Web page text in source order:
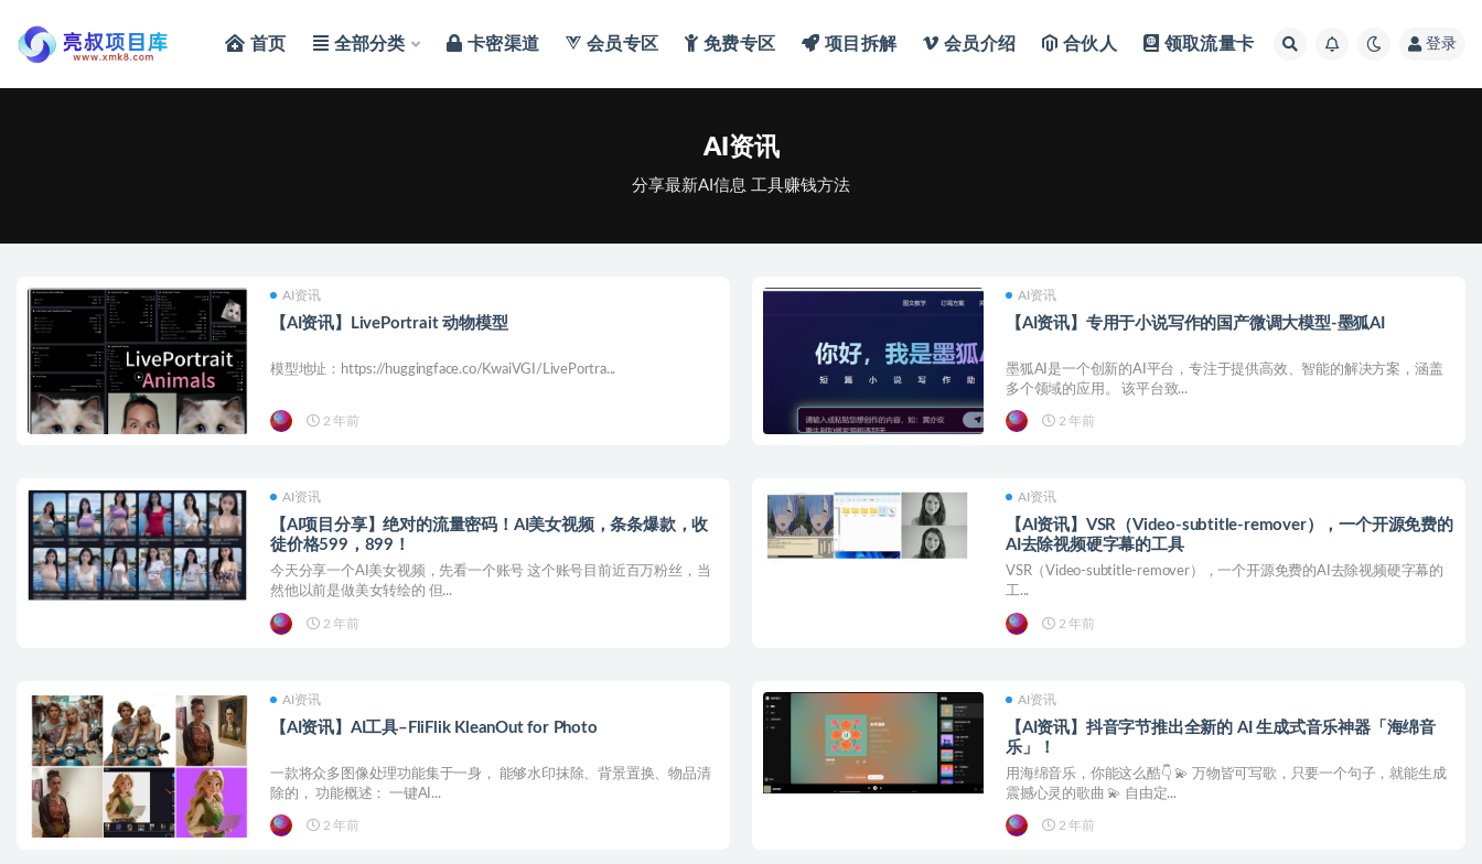
首页 全部分类 卡密渠道 会员专区 免费专区 项目拆解 会员介绍 合伙人 领取流量卡 登录
AI资讯
分享最新AI信息 工具赚钱方法
AI资讯
【AI资讯】LivePortrait 动物模型
模型地址：https://huggingface.co/KwaiVGI/LivePortra...
2 年前
AI资讯
【AI资讯】专用于小说写作的国产微调大模型-墨狐AI
墨狐AI是一个创新的AI平台，专注于提供高效、智能的解决方案，涵盖
多个领域的应用。 该平台致...
2 年前
AI资讯
【AI项目分享】绝对的流量密码！AI美女视频，条条爆款，收
徒价格599，899！
今天分享一个AI美女视频，先看一个账号 这个账号目前近百万粉丝，当
然他以前是做美女转绘的 但...
2 年前
AI资讯
【AI资讯】VSR（Video-subtitle-remover），一个开源免费的
AI去除视频硬字幕的工具
VSR（Video-subtitle-remover），一个开源免费的AI去除视频硬字幕的
工...
2 年前
AI资讯
【AI资讯】AI工具–FliFlik KleanOut for Photo
一款将众多图像处理功能集于一身， 能够水印抹除、背景置换、物品清
除的， 功能概述： 一键AI...
2 年前
AI资讯
【AI资讯】抖音字节推出全新的 AI 生成式音乐神器「海绵音
乐」！
用海绵音乐，你能这么酷👇 💫 万物皆可写歌，只要一个句子，就能生成
震撼心灵的歌曲 💫 自由定...
2 年前